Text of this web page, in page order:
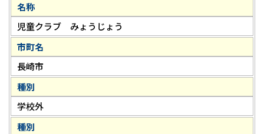
名称
児童クラブ みょうじょう
市町名
長崎市
種別
学校外
種別